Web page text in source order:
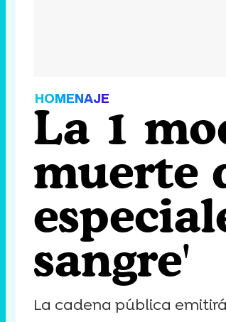
HOMENAJE
La 1
muerte
sangre'
La cadena pública